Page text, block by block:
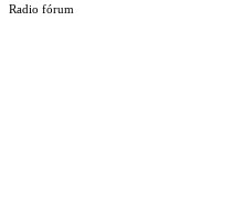
Radio fórum